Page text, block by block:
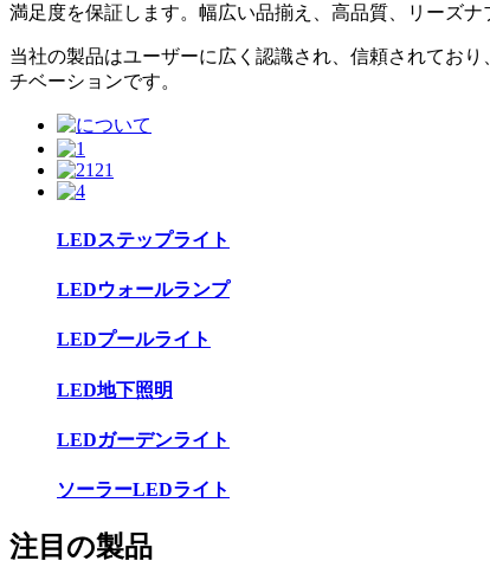
満足度を保証します。幅広い品揃え、高品質、リーズ
当社の製品はユーザーに広く認識され、信頼されてお
チベーションです。
LEDステップライト
LEDウォールランプ
LEDプールライト
LED地下照明
LEDガーデンライト
ソーラーLEDライト
注目の製品